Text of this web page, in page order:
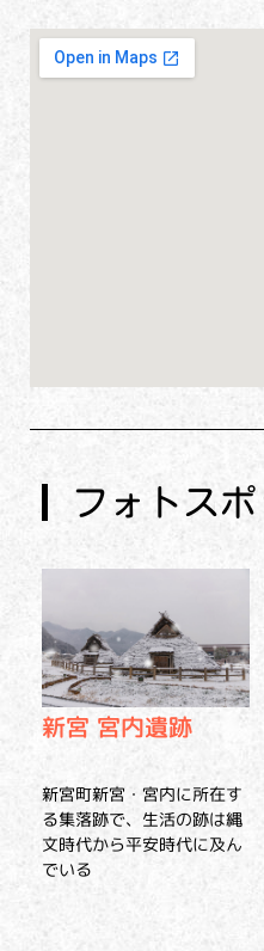
フォトス
新宮 宮内遺跡
新宮町新宮・宮内に所在す
る集落跡で、生活の跡は縄
文時代から平安時代に及ん
でいる